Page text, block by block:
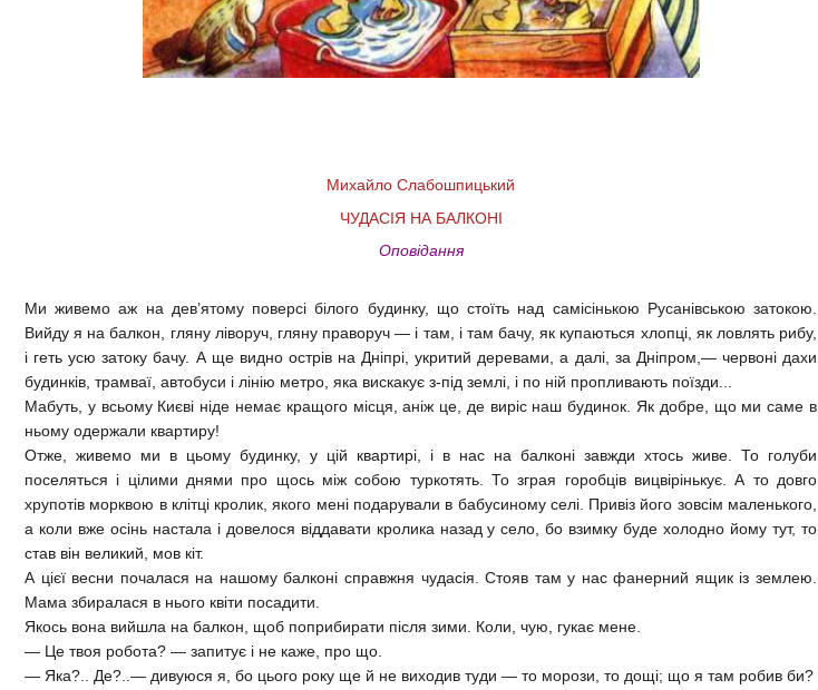
Михайло Слабошпицький
ЧУДАСІЯ НА БАЛКОНІ
Оповідання
Ми живемо аж на дев’ятому поверсі білого будинку, що стоїть над самісінькою Русанівською затокою.
Вийду я на балкон, гляну ліворуч, гляну праворуч — і там, і там бачу, як купаються хлопці, як ловлять рибу,
і геть усю затоку бачу. А ще видно острів на Дніпрі, укритий деревами, а далі, за Дніпром,— червоні дахи
будинків, трамваї, автобуси і лінію метро, яка вискакує з-під землі, і по ній пропливають поїзди...
Мабуть, у всьому Києві ніде немає кращого місця, аніж це, де виріс наш будинок. Як добре, що ми саме в
ньому одержали квартиру!
Отже, живемо ми в цьому будинку, у цій квартирі, і в нас на балконі завжди хтось живе. То голуби
поселяться і цілими днями про щось між собою туркотять. То зграя горобців вицвірінькує. А то довго
хрупотів морквою в клітці кролик, якого мені подарували в бабусиному селі. Привіз його зовсім маленького,
а коли вже осінь настала і довелося віддавати кролика назад у село, бо взимку буде холодно йому тут, то
став він великий, мов кіт.
А цієї весни почалася на нашому балконі справжня чудасія. Стояв там у нас фанерний ящик із землею.
Мама збиралася в нього квіти посадити.
Якось вона вийшла на балкон, щоб поприбирати після зими. Коли, чую, гукає мене.
— Це твоя робота? — запитує і не каже, про що.
— Яка?.. Де?..— дивуюся я, бо цього року ще й не виходив туди — то морози, то дощі; що я там робив би?